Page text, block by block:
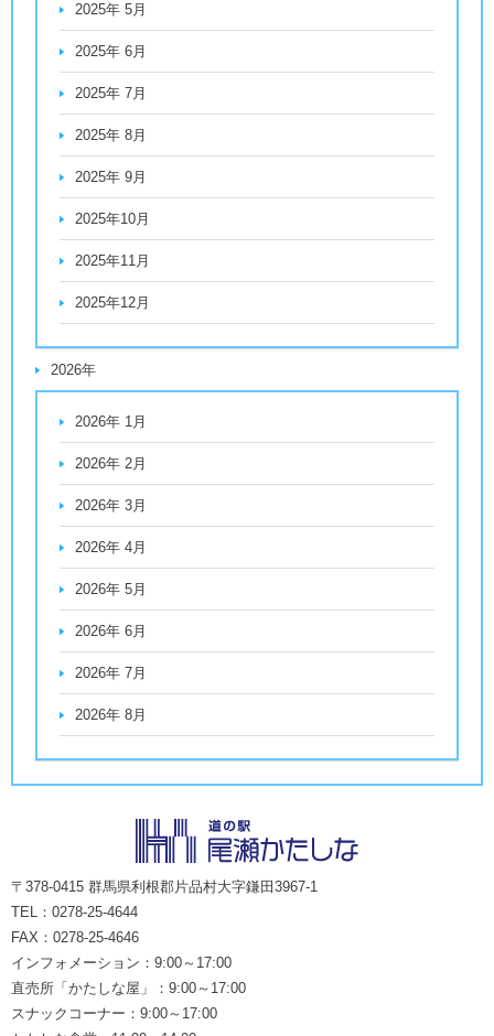
2025年 5月
2025年 6月
2025年 7月
2025年 8月
2025年 9月
2025年10月
2025年11月
2025年12月
2026年
2026年 1月
2026年 2月
2026年 3月
2026年 4月
2026年 5月
2026年 6月
2026年 7月
2026年 8月
〒378-0415 群馬県利根郡片品村大字鎌田3967-1
TEL：0278-25-4644
FAX：0278-25-4646
インフォメーション：9:00～17:00
直売所「かたしな屋」：9:00～17:00
スナックコーナー：9:00～17:00